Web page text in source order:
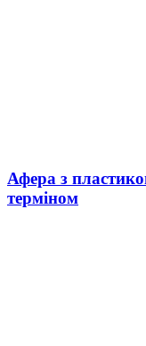
Афера з
терміном